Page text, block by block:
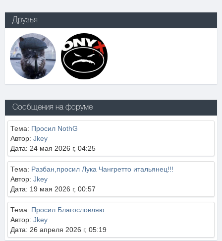
Друзья
Сообщения на форуме
Тема: Просил NothG
Автор: Jkey
Дата: 24 мая 2026 г, 04:25
Тема: Разбан,просил Лука Чангретто итальянец!!!
Автор: Jkey
Дата: 19 мая 2026 г, 00:57
Тема: Просил Благословляю
Автор: Jkey
Дата: 26 апреля 2026 г, 05:19